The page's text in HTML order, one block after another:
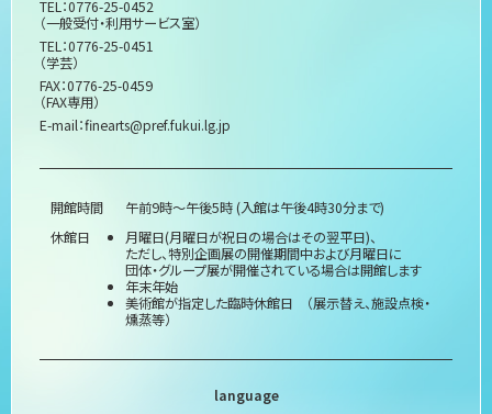
TEL：0776-25-0452
（一般受付・利用サービス室）
TEL：0776-25-0451
（学芸）
FAX：0776-25-0459
（FAX専用）
E-mail：finearts@pref.fukui.lg.jp
開館時間
午前9時～午後5時 (入館は午後4時30分まで)
休館日
月曜日(月曜日が祝日の場合はその翌平日)、
ただし、特別企画展の開催期間中および月曜日に
団体・グループ展が開催されている場合は開館します
年末年始
美術館が指定した臨時休館日 （展示替え、施設点検・
燻蒸等）
language